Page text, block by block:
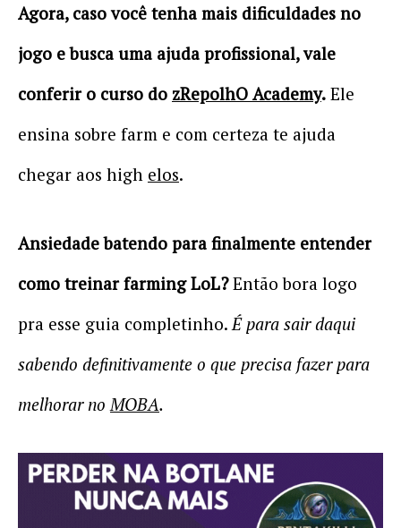
Agora, caso você tenha mais dificuldades no
jogo e busca uma ajuda profissional, vale
conferir o curso do zRepolhO Academy. Ele
ensina sobre farm e com certeza te ajuda
chegar aos high elos.
Ansiedade batendo para finalmente entender
como treinar farming LoL?Então bora logo
pra esse guia completinho.É para sair daqui
sabendo definitivamente o que precisa fazer para
melhorar noMOBA.